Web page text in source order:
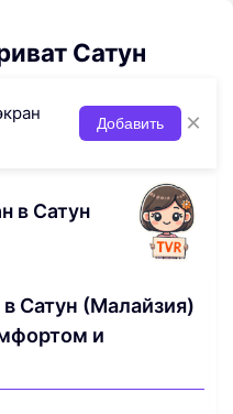
Сатун
Добавить ×
в Сатун
Сатун (Малайзия)
и